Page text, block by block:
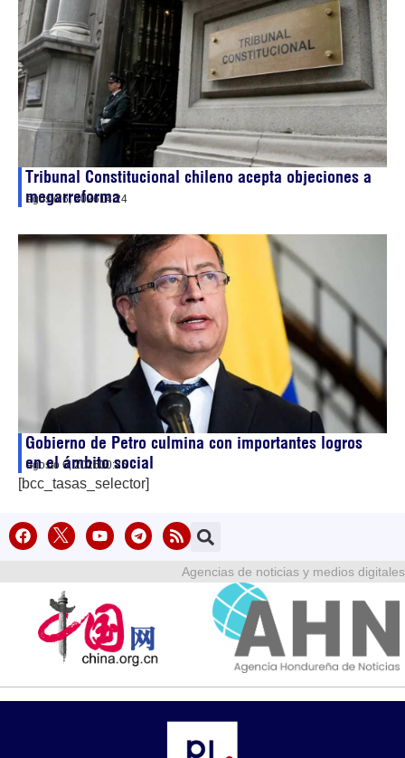
Tribunal Constitucional chileno acepta objeciones a
megarreforma
agosto 6, 202614:24
Gobierno de Petro culmina con importantes logros
en el ámbito social
agosto 6, 202600:25
[bcc_tasas_selector]
Agencias de noticias y medios digitales